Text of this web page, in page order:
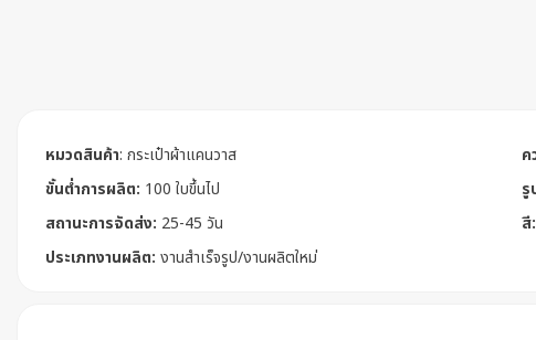
หมวดสินค้า: กระเป๋าผ้าแคนวาส
ขั้นต่ำการผลิต: 100 ใบขึ้นไป
สถานะการจัดส่ง: 25-45 วัน
ประเภทงานผลิต: งานสำเร็จรูป/งานผลิตใหม่
ค
รู
สี: